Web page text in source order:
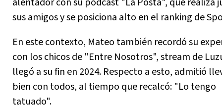
sus amigos y se posiciona alto en el ranking de
En este contexto, Mateo también recordó su
con los chicos de "Entre Nosotros", stream de
llegó a su fin en 2024. Respecto a esto, admitió
bien con todos, al tiempo que recalcó: "Lo tengo
tatuado".